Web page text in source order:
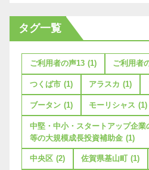
タグ一覧
ご利用者の声13 (1) ご利用者
つくば市 (1) アラスカ (1)
ブータン (1) モーリシャス (1)
中堅・中小・スタートアップ企
等の大規模成長投資補助金 (1)
中央区 (2) 佐賀県基山町 (1)